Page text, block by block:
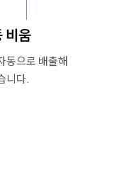
비움
동으로 배출해
니다.